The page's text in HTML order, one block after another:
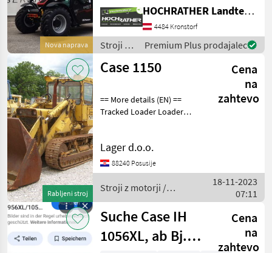
Weidemann
Thaler
Schäffer
Fuchs
Giant
Prikaži
vse
MARKETPLACE
Marketplace
Ponudbe
trgovcev
Mali
oglasi
Nova naprava
Außenarm Deluxe Sitz mit
Luftfederung und Armlehne
Heizung und Klimanalage
Drucklos
HOCHRATHER Landtechnik GmbH
4484 Kronstorf
Stroji z
motorji /
Case IH
Premium Plus prodajalec
Rabljeni stroj
Case 1150
Cena
na
zahtevo
== More details (EN) ==
Tracked Loader Loader
motorji Dvoriščni
nakladalnik
Lager d.o.o.
88240 Posusije
Stroji z motorji /
Case IH
18-11-2023
07:11
Suche Case IH
1056XL, ab Bj.
Cena
na
zahtevo